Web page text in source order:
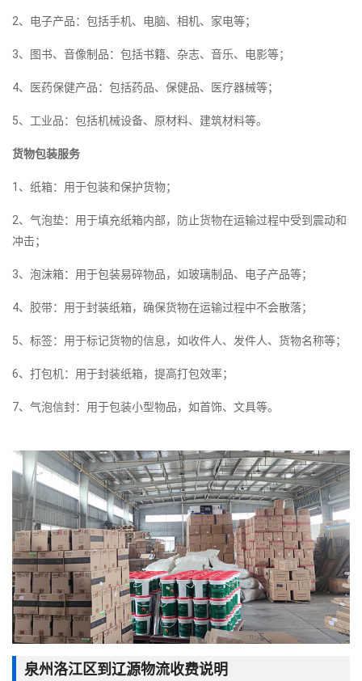
2、电子产品：包括手机、电脑、相机、家电等；
3、图书、音像制品：包括书籍、杂志、音乐、电影等；
4、医药保健产品：包括药品、保健品、医疗器械等；
5、工业品：包括机械设备、原材料、建筑材料等。
货物包装服务
1、纸箱：用于包装和保护货物；
2、气泡垫：用于填充纸箱内部，防止货物在运输过程中受到震动和
冲击；
3、泡沫箱：用于包装易碎物品，如玻璃制品、电子产品等；
4、胶带：用于封装纸箱，确保货物在运输过程中不会散落；
5、标签：用于标记货物的信息，如收件人、发件人、货物名称等；
6、打包机：用于封装纸箱，提高打包效率；
7、气泡信封：用于包装小型物品，如首饰、文具等。
泉州洛江区到辽源物流收费说明